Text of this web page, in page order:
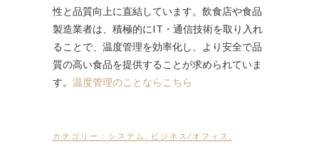
性と品質向上に直結しています。飲食店や食品
製造業者は、積極的にIT・通信技術を取り入れ
ることで、温度管理を効率化し、より安全で品
質の高い食品を提供することが求められていま
す。 温度管理のことならこちら
カテゴリー : システム ビジネス/オフィス